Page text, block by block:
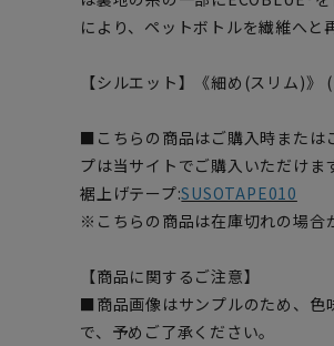
により、ペットボトルを繊維へと
【シルエット】《細め(スリム)》
■こちらの商品はご購入時または
プは当サイトでご購入いただけま
裾上げテープ:SUSOTAPE010
※こちらの商品は在庫切れの場合
【商品に関するご注意】
■商品画像はサンプルのため、色
で、予めご了承ください。